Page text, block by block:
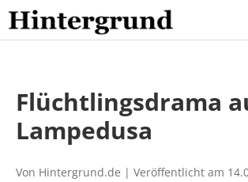
Skip
to
content
Flüchtlingsdrama
Lampedusa
Von Hintergrund.de | Veröffentlicht am